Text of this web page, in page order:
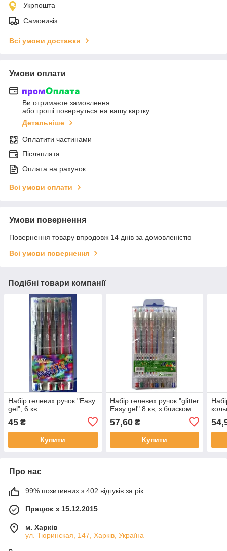
Укрпошта
Самовивіз
Всі умови доставки
Умови оплати
Ви отримаєте замовлення
або гроші повернуться на вашу картку
Детальніше
Оплатити частинами
Післяплата
Оплата на рахунок
Всі умови оплати
Умови повернення
Повернення товару впродовж 14 днів за домовленістю
Всі умови повернення
Подібні товари компанії
Набір гелевих ручок "Easy
gel", 6 кв.
45 ₴
Купити
Набір гелевих ручок "glitter
Easy gel" 8 кв, з блиском
57,60₴
Купити
Про нас
99% позитивних з 402 відгуків за рік
Працює з 15.12.2015
м. Харків
ул. Тюринская, 147, Харків, Україна